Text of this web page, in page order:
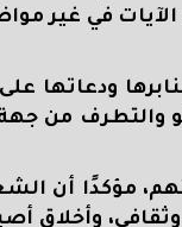
في غير
ودعاتها
والتطرف من
مؤكدًا أن
وأخلاق